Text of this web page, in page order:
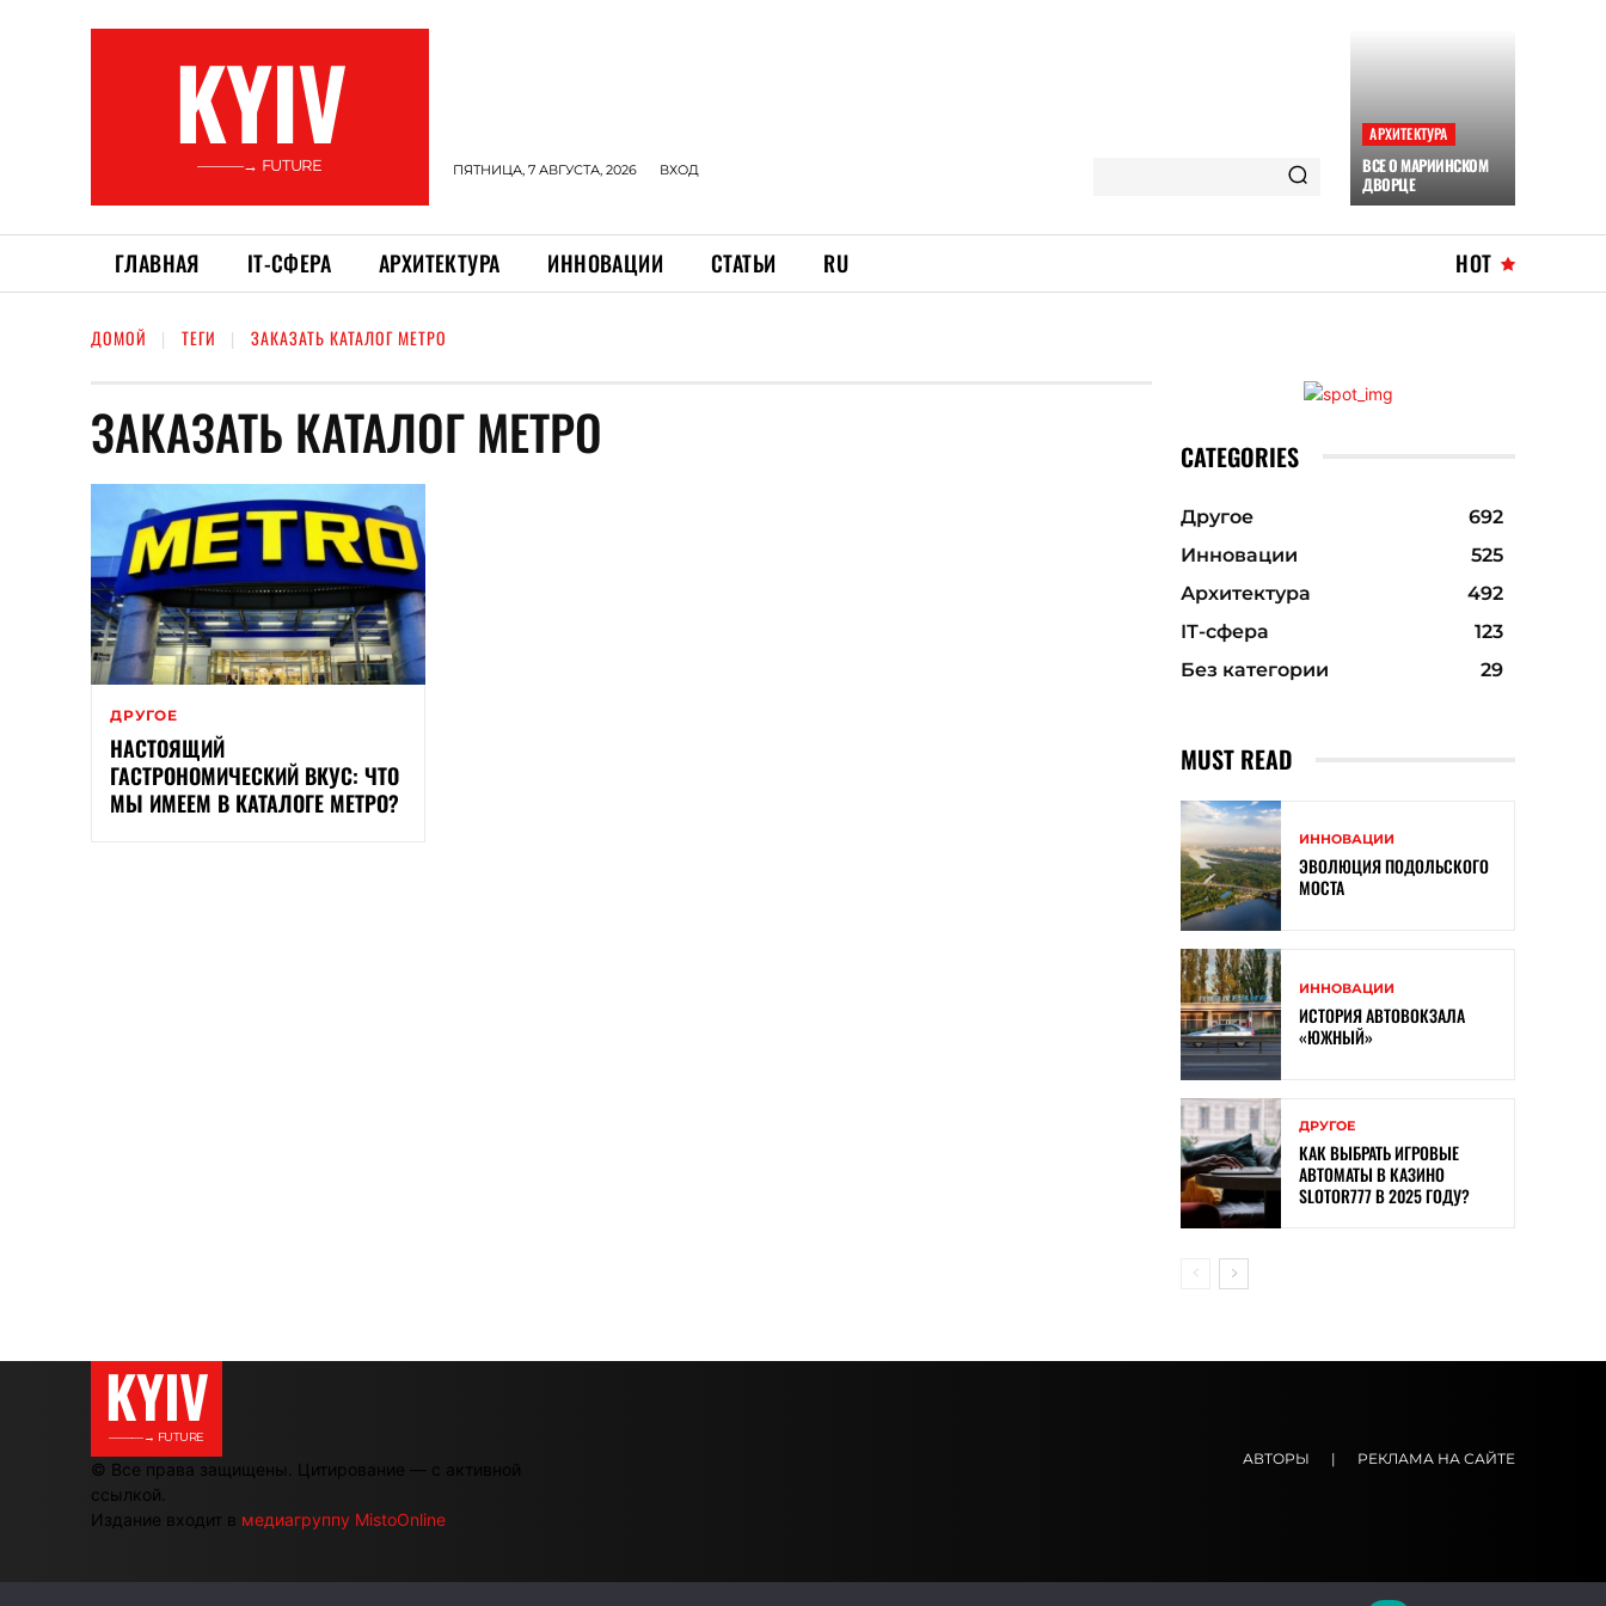
KYIV
———→ FUTURE ПЯТНИЦА, 7 АВГУСТА, 2026 ВХОД
АРХИТЕКТУРА
ВСЕ О МАРИИНСКОМ
ДВОРЦЕ
ГЛАВНАЯ ІТ-СФЕРА АРХИТЕКТУРА ИННОВАЦИИ СТАТЬИ RU HOT
ДОМОЙ ТЕГИ ЗАКАЗАТЬ КАТАЛОГ МЕТРО
ЗАКАЗАТЬ КАТАЛОГ МЕТРО
ДРУГОЕ
НАСТОЯЩИЙ
ГАСТРОНОМИЧЕСКИЙ ВКУС: ЧТО
МЫ ИМЕЕМ В КАТАЛОГЕ МЕТРО?
CATEGORIES
Другое
692
Инновации
525
Архитектура
492
ІТ-сфера
123
Без категории
29
MUST READ
ИННОВАЦИИ
ЭВОЛЮЦИЯ ПОДОЛЬСКОГО
МОСТА
ИННОВАЦИИ
ИСТОРИЯ АВТОВОКЗАЛА
«ЮЖНЫЙ»
ДРУГОЕ
КАК ВЫБРАТЬ ИГРОВЫЕ
АВТОМАТЫ В КАЗИНО
SLOTOR777 В 2025 ГОДУ?
KYIV
———→ FUTURE
© Все права защищены. Цитирование — с активной
ссылкой.
Издание входит в медиагруппу MistoOnline
АВТОРЫ | РЕКЛАМА НА САЙТЕ